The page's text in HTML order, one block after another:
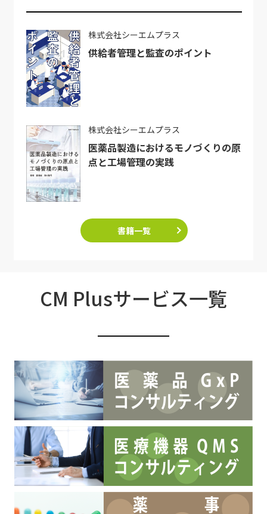
株式会社シーエムプラス
供給者管理と監査のポイント
株式会社シーエムプラス
医薬品製造におけるモノづくりの原
点と工場管理の実践
書籍一覧
CM Plusサービス一覧